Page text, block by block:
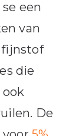
een
van
fijnstof
die
ook
De